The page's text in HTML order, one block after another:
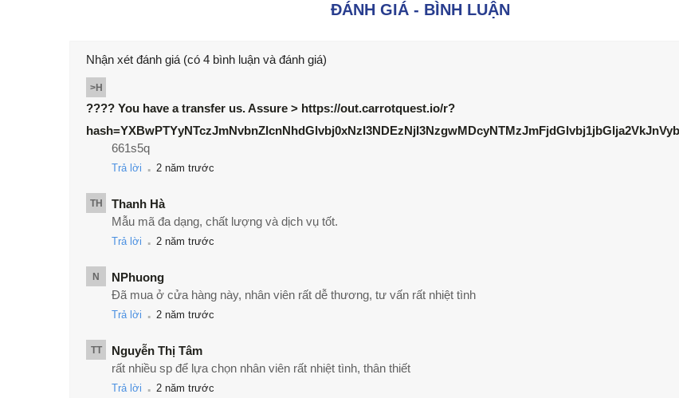
ĐÁNH GIÁ - BÌNH LUẬN
Nhận xét đánh giá (có 4 bình luận và đánh giá)
>H
???? You have a transfer us. Assure > https://out.carrotquest.io/r?
661s5q
Trả lời . 2 năm trước
TH
Thanh Hà
Mẫu mã đa dạng, chất lượng và dịch vụ tốt.
Trả lời . 2 năm trước
N
NPhuong
Đã mua ở cửa hàng này, nhân viên rất dễ thương, tư vấn rất nhiệt tình
Trả lời . 2 năm trước
TT
Nguyễn Thị Tâm
rất nhiều sp để lựa chọn nhân viên rất nhiệt tình, thân thiết
Trả lời . 2 năm trước